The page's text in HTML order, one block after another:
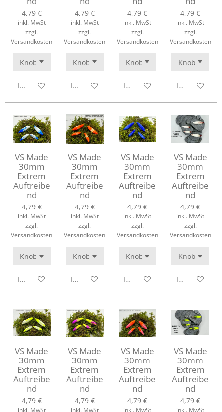
4,79 €
inkl. MwSt
zzgl.
Versandkosten
In den Warenkorb
4,79 €
inkl. MwSt
zzgl.
Versandkosten
In den Warenkorb
4,79 €
inkl. MwSt
zzgl.
Versandkosten
In den Warenkorb
4,79 €
inkl. MwSt
zzgl.
Versandkosten
In den
VS Made
30mm
Extrem
Auftreibe
nd
4,79 €
inkl. MwSt
zzgl.
Versandkosten
In den Warenkorb
VS Made
30mm
Extrem
Auftreibe
nd
4,79 €
inkl. MwSt
zzgl.
Versandkosten
In den Warenkorb
VS Made
30mm
Extrem
Auftreibe
nd
4,79 €
inkl. MwSt
zzgl.
Versandkosten
In den Warenkorb
VS Made
30mm
Extrem
Auftreibe
nd
4,79 €
inkl. MwSt
zzgl.
Versandkosten
In den
VS Made
30mm
Extrem
Auftreibe
nd
4,79 €
inkl. MwSt
VS Made
30mm
Extrem
Auftreibe
nd
4,79 €
inkl. MwSt
VS Made
30mm
Extrem
Auftreibe
nd
4,79 €
inkl. MwSt
VS Made
30mm
Extrem
Auftreibe
nd
4,79 €
inkl. MwSt